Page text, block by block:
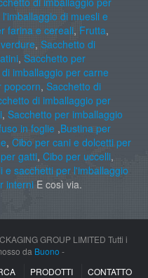
di muesli e
farina e cereali, Frutta,
, Sacchetto di
, Sacchetto per
imballaggio per carne
popcorn, Sacchetto di
di imballaggio per
, Sacchetto per imballaggio
in foglie ,Bustina per
, Cibo per cani e dolcetti per
gatti, Cibo per uccelli,
e sacchetti per l'imballaggio
interni E così via.
GROUP LIMITED Tutti i
da Buono -
PRODOTTI CONTATTO